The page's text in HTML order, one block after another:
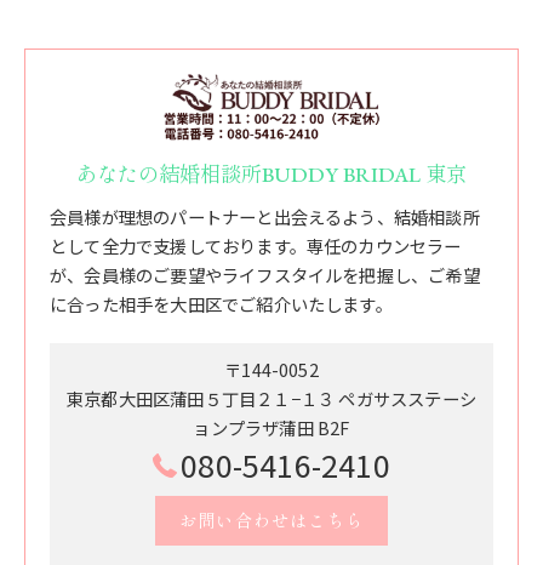
あなたの結婚相談所BUDDY BRIDAL 東京
会員様が理想のパートナーと出会えるよう、結婚相談所
として全力で支援しております。専任のカウンセラー
が、会員様のご要望やライフスタイルを把握し、ご希望
に合った相手を大田区でご紹介いたします。
〒144-0052
東京都大田区蒲田５丁目２１−１３ ペガサスステーシ
ョンプラザ蒲田 B2F
080-5416-2410
お問い合わせはこちら